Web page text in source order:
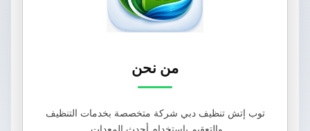
من نحن
توب إتش تنظيف دبي شركة متخصصة بخدمات التنظيف
والتعقيم باستخدام أحدث المعدات.